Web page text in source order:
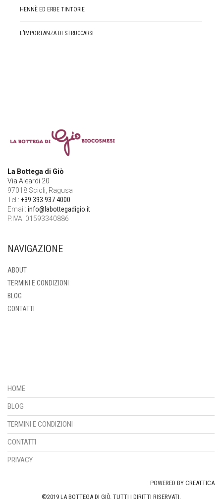
HENNÈ ED ERBE TINTORIE
L’IMPORTANZA DI STRUCCARSI
La Bottega di Giò
Via Aleardi 20
97018 Scicli, Ragusa
Tel.: +39 393 937 4000
Email: info@labottegadigio.it
P.IVA: 01593340886
NAVIGAZIONE
ABOUT
TERMINI E CONDIZIONI
BLOG
CONTATTI
HOME
BLOG
TERMINI E CONDIZIONI
CONTATTI
PRIVACY
©2019 LA BOTTEGA DI GIÒ. TUTTI I DIRITTI RISERVATI.
POWERED BY CREATTICA